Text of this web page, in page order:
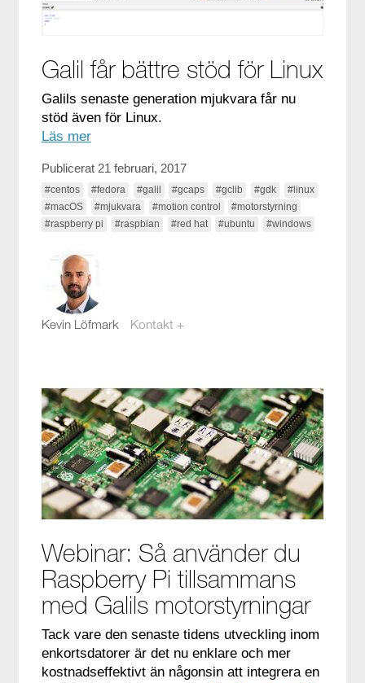
Galil får bättre stöd för Linux
Galils senaste generation mjukvara får nu
stöd även för Linux.
Läs mer
Publicerat 21 februari, 2017
#centos #fedora #galil #gcaps #gclib #gdk
#linux
#macOS
#mjukvara #motion control
#motorstyrning
#raspberry pi
#raspbian #red hat #ubuntu #windows
Kevin Löfmark Kontakt +
Webinar: Så använder du
Raspberry Pi tillsammans
med Galils motorstyrningar
Tack vare den senaste tidens utveckling inom
enkortsdatorer är det nu enklare och mer
kostnadseffektivt än någonsin att integrera en